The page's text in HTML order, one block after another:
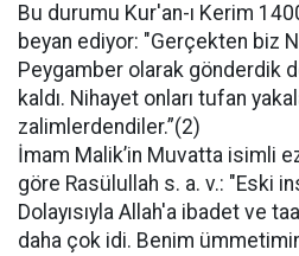
Bu durumu Kur'an-ı Kerim
beyan ediyor: "Gerçekten biz
Peygamber olarak gönderdik
kaldı. Nihayet onları tufan
zalimlerdendiler.”(2)
İmam Malik’in Muvatta isimli
göre Rasülullah s. a. v.: "Eski
Dolayısıyla Allah'a ibadet ve
daha çok idi. Benim